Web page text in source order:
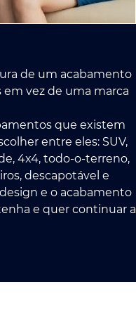
de um acabamento
em vez de uma marca
que existem
entre eles: SUV,
4x4, todo-o-terreno,
descapotável e
e o acabamento
e quer continuar a